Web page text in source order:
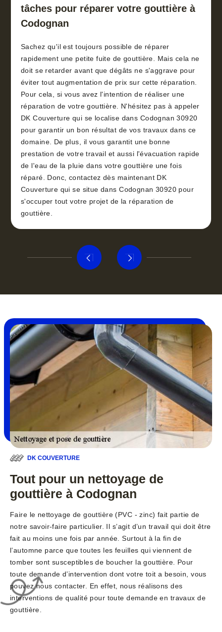
tâches pour réparer votre gouttière à
Codognan
Sachez qu'il est toujours possible de réparer
rapidement une petite fuite de gouttière. Mais cela ne
doit se retarder avant que dégâts ne s'aggrave pour
éviter tout augmentation de prix sur cette réparation.
Pour cela, si vous avez l'intention de réaliser une
réparation de votre gouttière. N'hésitez pas à appeler
DK Couverture qui se localise dans Codognan 30920
pour garantir un bon résultat de vos travaux dans ce
domaine. De plus, il vous garantit une bonne
prestation de votre travail et aussi l'évacuation rapide
de l'eau de la pluie dans votre gouttière une fois
réparé. Donc, contactez dès maintenant DK
Couverture qui se situe dans Codognan 30920 pour
s'occuper tout votre projet de la réparation de
gouttière.
DK COUVERTURE
Tout pour un nettoyage de
gouttière à Codognan
Faire le nettoyage de gouttière (PVC - zinc) fait partie de
notre savoir-faire particulier. Il s’agit d’un travail qui doit être
fait au moins une fois par année. Surtout à la fin de
l’automne parce que toutes les feuilles qui viennent de
tomber sont susceptibles de boucher la gouttière. Pour
toute demande d’intervention dont votre toit a besoin, vous
pouvez nous contacter. En effet, nous réalisons des
interventions de qualité pour toute demande en travaux de
gouttière.